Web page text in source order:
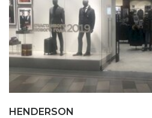
HENDERSON